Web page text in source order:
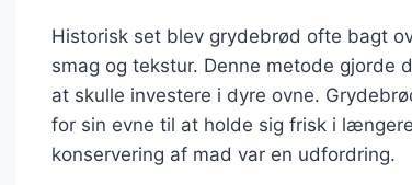
Historisk set blev grydebrød ofte bagt
smag og tekstur. Denne metode gjorde
at skulle investere i dyre ovne.
for sin evne til at holde sig frisk i
konservering af mad var en udfordring.